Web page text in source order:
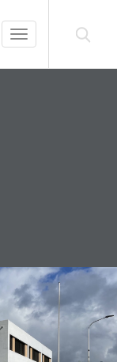
Toggle
navigation